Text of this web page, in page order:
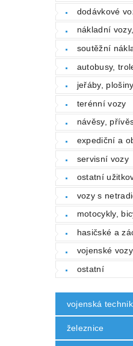
dodávkové
nákladní
soutěžní
autobusy,
jeřáby, plošiny
terénní vozy
návěsy,
expediční a
servisní vozy
ostatní
vozy s
motocykly,
hasičské a
vojenské vozy
ostatní
vojenská
železnice